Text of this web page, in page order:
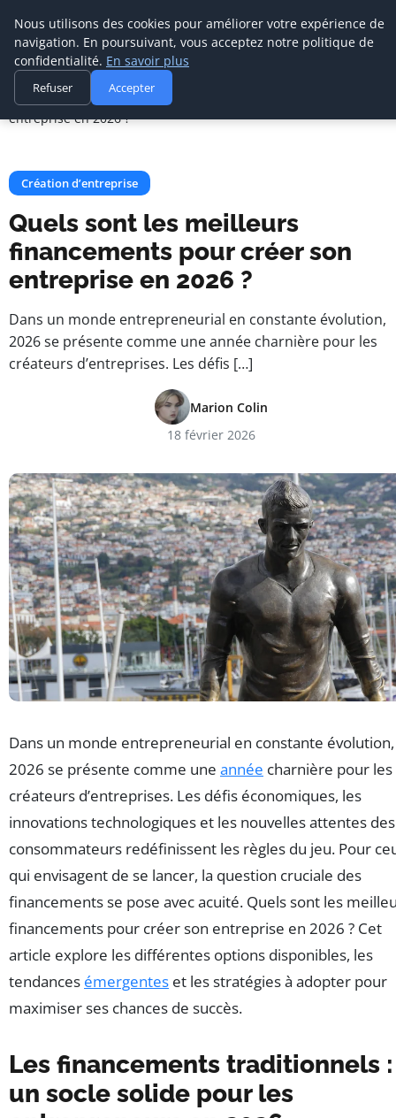
Agence Media Com
Communication digitale & stratégie web
Accueil
Création d’entreprise
Quels sont les meilleurs financements pour créer son
entreprise en 2026 ?
Création d’entreprise
Quels sont les meilleurs
financements pour créer son
entreprise en 2026 ?
Dans un monde entrepreneurial en constante évolution,
2026 se présente comme une année charnière pour les
créateurs d’entreprises. Les défis […]
Marion Colin
18 février 2026
Dans un monde entrepreneurial en constante évolution,
2026 se présente comme une année charnière pour les
créateurs d’entreprises. Les défis économiques, les
innovations technologiques et les nouvelles attentes des
consommateurs redéfinissent les règles du jeu. Pour
qui envisagent de se lancer, la question cruciale des
financements se pose avec acuité. Quels sont les
financements pour créer son entreprise en 2026 ? Cet
article explore les différentes options disponibles, les
tendances émergentes et les stratégies à adopter pour
maximiser ses chances de succès.
Les financements traditionnels :
un socle solide pour les
Nous utilisons des cookies pour améliorer votre expérience de
navigation. En poursuivant, vous acceptez notre politique de
confidentialité. En savoir plus
Refuser Accepter